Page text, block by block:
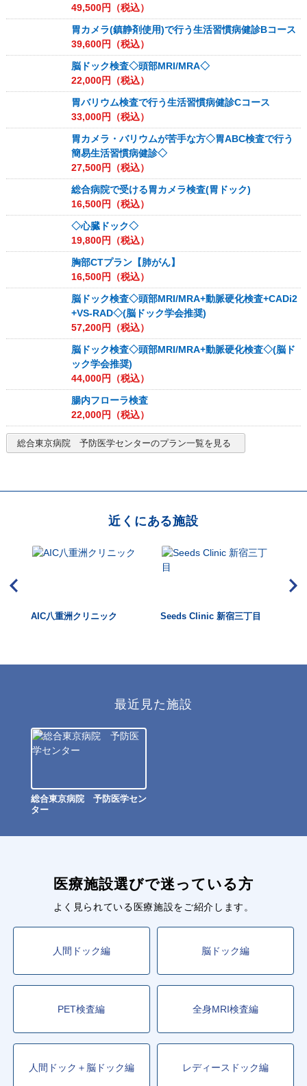
49,500円（税込）
胃カメラ(鎮静剤使用)で行う生活習慣病健診Bコース
39,600円（税込）
脳ドック検査◇頭部MRI/MRA◇
22,000円（税込）
胃バリウム検査で行う生活習慣病健診Cコース
33,000円（税込）
胃カメラ・バリウムが苦手な方◇胃ABC検査で行う
簡易生活習慣病健診◇
27,500円（税込）
総合病院で受ける胃カメラ検査(胃ドック)
16,500円（税込）
◇心臓ドック◇
19,800円（税込）
胸部CTプラン【肺がん】
16,500円（税込）
脳ドック検査◇頭部MRI/MRA+動脈硬化検査+CADi2
+VS-RAD◇(脳ドック学会推奨)
57,200円（税込）
脳ドック検査◇頭部MRI/MRA+動脈硬化検査◇(脳ド
ック学会推奨)
44,000円（税込）
腸内フローラ検査
22,000円（税込）
総合東京病院 予防医学センターのプラン一覧を見る
近くにある施設
AIC八重洲クリニック Seeds Clinic 新宿三丁目
最近見た施設
総合東京病院 予防医学セン
ター
医療施設選びで迷っている方
よく見られている医療施設をご紹介します。
人間ドック編 脳ドック編
PET検査編 全身MRI検査編
人間ドック＋脳ドック編 レディースドック編